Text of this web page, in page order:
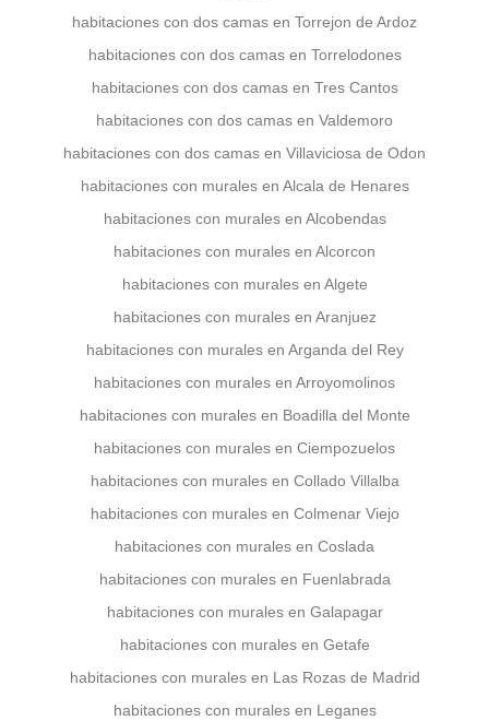
habitaciones con dos camas en Torrejon de Ardoz
habitaciones con dos camas en Torrelodones
habitaciones con dos camas en Tres Cantos
habitaciones con dos camas en Valdemoro
habitaciones con dos camas en Villaviciosa de Odon
habitaciones con murales en Alcala de Henares
habitaciones con murales en Alcobendas
habitaciones con murales en Alcorcon
habitaciones con murales en Algete
habitaciones con murales en Aranjuez
habitaciones con murales en Arganda del Rey
habitaciones con murales en Arroyomolinos
habitaciones con murales en Boadilla del Monte
habitaciones con murales en Ciempozuelos
habitaciones con murales en Collado Villalba
habitaciones con murales en Colmenar Viejo
habitaciones con murales en Coslada
habitaciones con murales en Fuenlabrada
habitaciones con murales en Galapagar
habitaciones con murales en Getafe
habitaciones con murales en Las Rozas de Madrid
habitaciones con murales en Leganes